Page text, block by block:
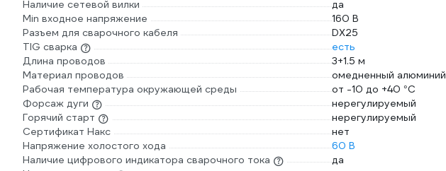
Наличие сетевой вилки
да
Min входное напряжение
160 В
Разъем для сварочного кабеля
DX25
TIG сварка
есть
Длина проводов
3+1.5 м
Материал проводов
омедненный алюминий
Рабочая температура окружающей среды
от -10 до +40 °С
Форсаж дуги
нерегулируемый
Горячий старт
нерегулируемый
Сертификат Накс
нет
Напряжение холостого хода
60 В
Наличие цифрового индикатора сварочного тока
да